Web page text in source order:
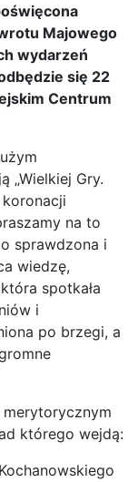
Majowego
wydarzeń
się 22
Centrum
„Wielkiej Gry.
na to
sprawdzona i
wiedzę,
spotkała
i
po brzegi, a
którego wejdą: